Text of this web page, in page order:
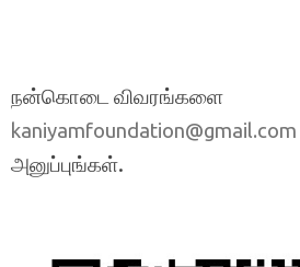
நன்கொடை விவரங்களை
kaniyamfoundation@gmail.com
அனுப்புங்கள்.